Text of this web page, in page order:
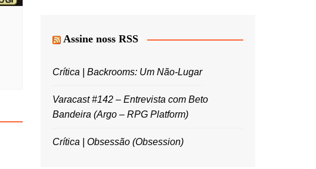
Assine noss RSS
Crítica | Backrooms: Um Não-Lugar
Varacast #142 – Entrevista com Beto
Bandeira (Argo – RPG Platform)
Crítica | Obsessão (Obsession)